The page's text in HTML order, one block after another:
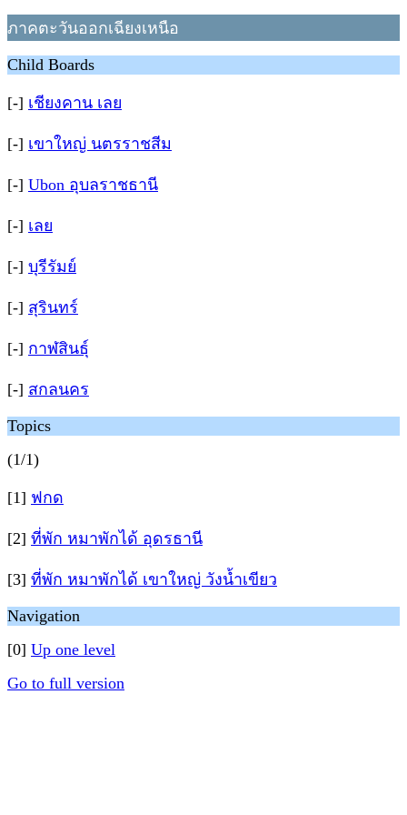
ภาคตะวันออกเฉียงเหนือ
Child Boards
[-] เชียงคาน เลย
[-] เขาใหญ่ นตรราชสีม
[-] Ubon อุบลราชธานี
[-] เลย
[-] บุรีรัมย์
[-] สุรินทร์
[-] กาฬสินธุ์
[-] สกลนคร
Topics
(1/1)
[1] ฟกด
[2] ที่พัก หมาพักได้ อุดรธานี
[3] ที่พัก หมาพักได้ เขาใหญ่ วังน้ำเขียว
Navigation
[0] Up one level
Go to full version